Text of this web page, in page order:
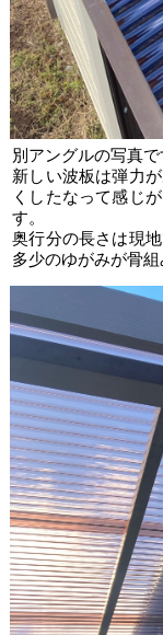
別アングルの写真で
新しい波板は弾力
くしたなって感じ
す。
奥行分の長さは現
多少のゆがみが骨